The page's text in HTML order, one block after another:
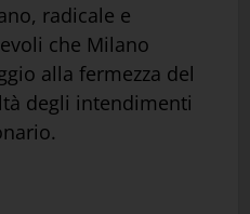
radicale e
che Milano
alla fermezza del
degli intendimenti